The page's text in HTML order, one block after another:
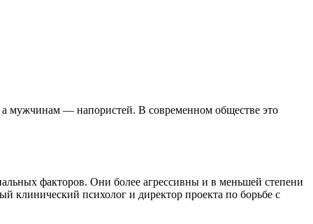
а мужчинам — напористей. В современном обществе это
факторов. Они более агрессивны и в меньшей степени
клинический психолог и директор проекта по борьбе с